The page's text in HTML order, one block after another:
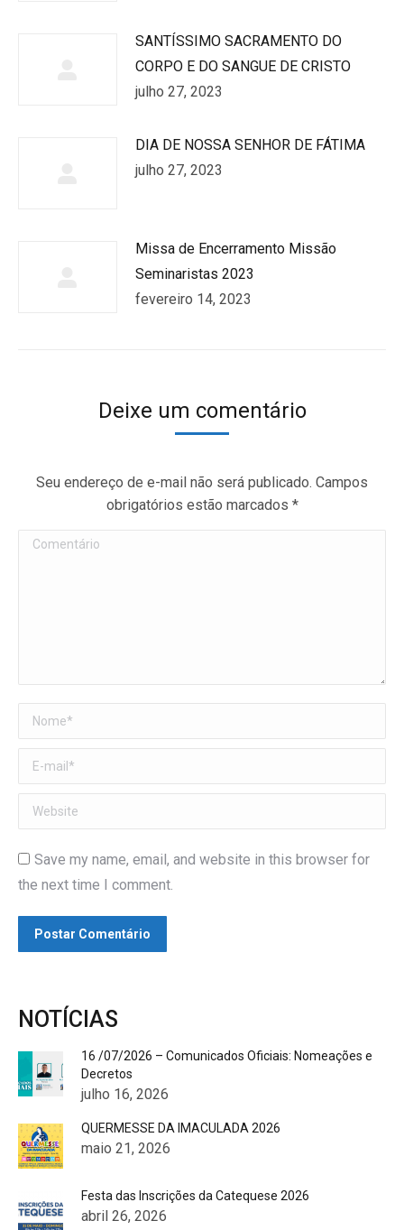
SANTÍSSIMO SACRAMENTO DO
CORPO E DO SANGUE DE CRISTO
julho 27, 2023
DIA DE NOSSA SENHOR DE FÁTIMA
julho 27, 2023
Missa de Encerramento Missão
Seminaristas 2023
fevereiro 14, 2023
Deixe um comentário
Seu endereço de e-mail não será publicado. Campos
obrigatórios estão marcados *
Comentário
Nome *
E-mail *
Website
Save my name, email, and website in this browser for
the next time I comment.
Postar Comentário
NOTÍCIAS
16 /07/2026 – Comunicados Oficiais: Nomeações e
Decretos
julho 16, 2026
QUERMESSE DA IMACULADA 2026
maio 21, 2026
Festa das Inscrições da Catequese 2026
abril 26, 2026